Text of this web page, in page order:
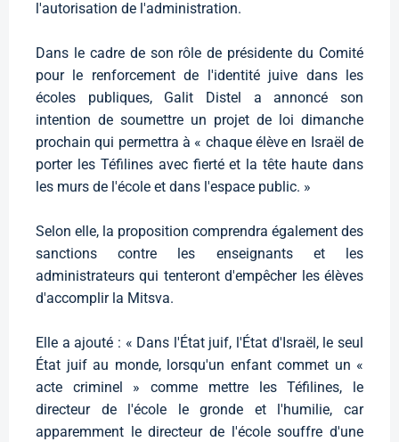
l'autorisation de l'administration.
Dans le cadre de son rôle de présidente du Comité
pour le renforcement de l'identité juive dans les
écoles publiques, Galit Distel a annoncé son
intention de soumettre un projet de loi dimanche
prochain qui permettra à « chaque élève en Israël de
porter les Téfilines avec fierté et la tête haute dans
les murs de l'école et dans l'espace public. »
Selon elle, la proposition comprendra également des
sanctions contre les enseignants et les
administrateurs qui tenteront d'empêcher les élèves
d'accomplir la Mitsva.
Elle a ajouté : « Dans l'État juif, l'État d'Israël, le seul
État juif au monde, lorsqu'un enfant commet un «
acte criminel » comme mettre les Téfilines, le
directeur de l'école le gronde et l'humilie, car
apparemment le directeur de l'école souffre d'une